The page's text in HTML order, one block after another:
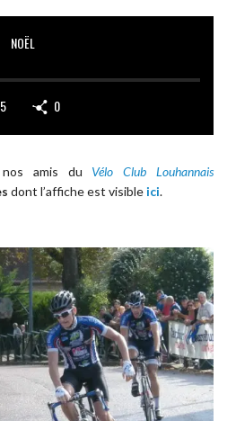
NOËL
0
amis du Vélo Club Louhannais
dont l’affiche est visible ici.